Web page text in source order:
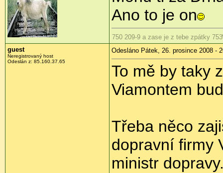
Ano to je on
750 209-9 a zase je z tebe zpátky 753
guest
Neregistrovaný host
Odeslán z: 85.160.37.65
Odesláno Pátek, 26. prosince 2008 -
To mě by taky
Viamontem
Třeba něco
dopravní firmy
ministr